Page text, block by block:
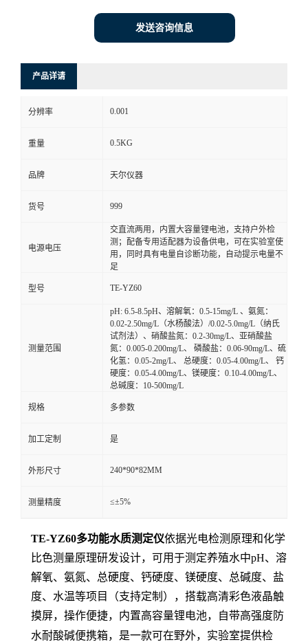
发送咨询信息
产品详请
分辨率 0.001
重量 0.5KG
品牌 天尔仪器
货号 999
电源电压
交直流两用，内置大容量锂电池，支持户外检
测；配备专用适配器为设备供电，可在实验室使
用，同时具有电量自诊断功能，自动提示电量不
足
型号 TE-YZ60
测量范围
pH: 6.5-8.5pH、溶解氧：0.5-15mg/L 、氨氮：
0.02-2.50mg/L（水杨酸法）/0.02-5.0mg/L（纳氏
试剂法）、硝酸盐氮：0.2-30mg/L、亚硝酸盐
氮：0.005-0.200mg/L、 磷酸盐：0.06-90mg/L、硫
化氢：0.05-2mg/L、 总硬度：0.05-4.00mg/L、 钙
硬度：0.05-4.00mg/L、镁硬度：0.10-4.00mg/L、
总碱度：10-500mg/L
规格 多参数
加工定制 是
外形尺寸 240*90*82MM
测量精度 ≤±5%
TE-YZ60多功能水质测定仪依据光电检测原理和化学
比色测量原理研发设计，可用于测定养殖水中pH、溶
解氧、氨氮、总硬度、钙硬度、镁硬度、总碱度、盐
度、水温等项目（支持定制）， 搭载高清彩色液晶触
摸屏， 操作便捷， 内置高容量锂电池，自带高强度防
水耐酸碱便携箱，是一款可在野外，实验室提供检